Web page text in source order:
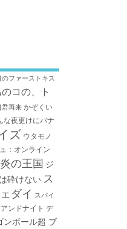
のファーストキス
コの、ト
再来 かぞくい
な夜更けにバナ
ズ ウタモノ
：オ​ンライン
の王国 ジ
砕けない ス
ダイ スパイ
ンドナイト デ
ンボール超 ブ